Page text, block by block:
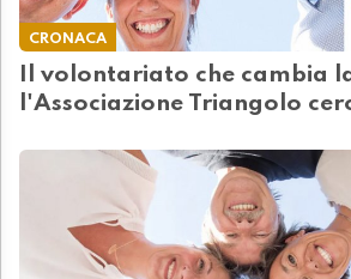
CRONACA
Il volontariato che cambia
l'Associazione Triangolo